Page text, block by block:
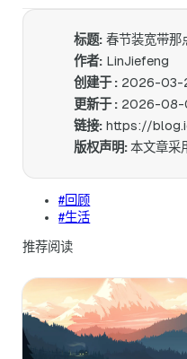
标题: 春节装宽带那
作者: LinJiefeng
创建于 : 2026-03-
更新于 : 2026-08-
链接: https://
版权声明:本文章采
#回顾
#生活
推荐阅读